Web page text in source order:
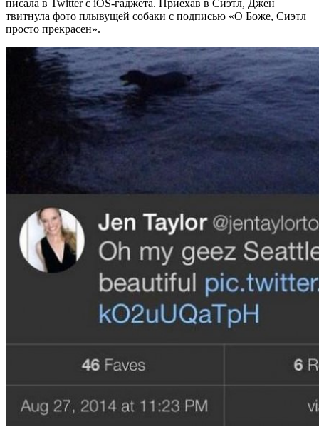
писала в Twitter с iOS-гаджета. Приехав в Сиэтл, Джен
твитнула фото плывущей собаки с подписью «О Боже, Сиэтл
просто прекрасен».